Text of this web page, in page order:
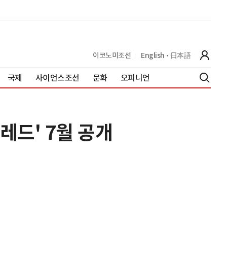
이코노미조선 English 日本語
국제 사이언스조선 문화 오피니언
드' 7월 공개